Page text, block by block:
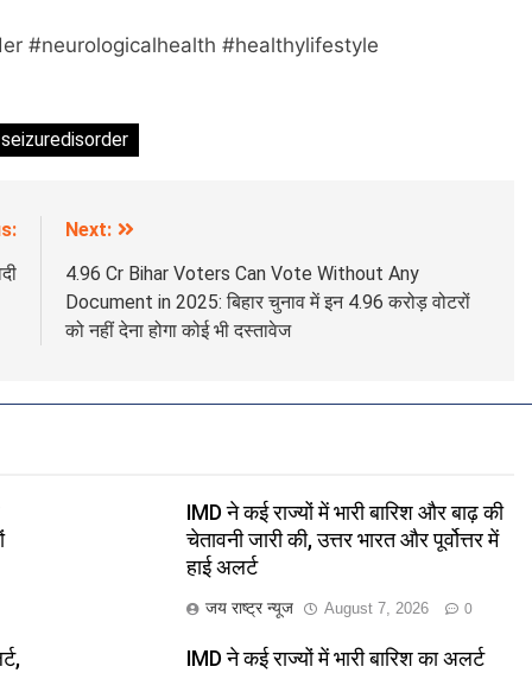
#neurologicalhealth #healthylifestyle
Next:
4.96 Cr Bihar Voters Can Vote Without Any
Document in 2025: बिहार चुनाव में इन 4.96 करोड़ वोटरों
को नहीं देना होगा कोई भी दस्तावेज
IMD ने कई राज्यों में भारी बारिश और बाढ़ की
चेतावनी जारी की, उत्तर भारत और पूर्वोत्तर में
हाई अलर्ट
जय राष्ट्र न्यूज August 7, 2026 0
IMD ने कई राज्यों में भारी बारिश का अलर्ट